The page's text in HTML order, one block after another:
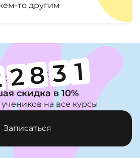
то другим
: 2 8 : 3 0
скидка в 10%
на все курсы
Записаться